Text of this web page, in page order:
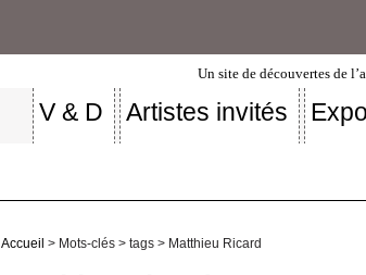
Un site de découvertes de
V & D Artistes invités
Accueil > Mots-clés > tags > Matthieu Ricard